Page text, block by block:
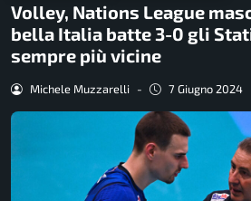
Volley, Nations League
bella Italia batte 3-0 gli
sempre più vicine
Michele Muzzarelli - 7 Giugno 2024